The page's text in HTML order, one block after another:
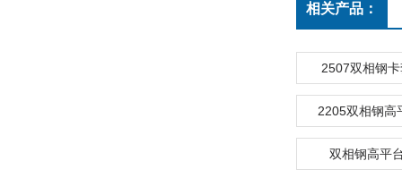
相关产品：
2507双相钢
2205双相钢高
双相钢高平